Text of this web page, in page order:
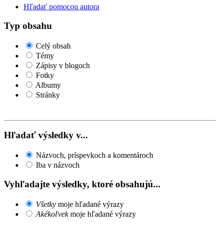
Hľadať pomocou autora
Typ obsahu
Celý obsah
Témy
Zápisy v blogoch
Fotky
Albumy
Stránky
Hľadať výsledky v...
Názvoch, príspevkoch a komentároch
Iba v názvoch
Vyhľadajte výsledky, ktoré obsahujú...
Všetky moje hľadané výrazy
Akékoľvekmoje hľadané výrazy